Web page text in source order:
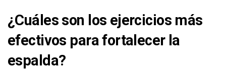
¿Cuáles son los ejercicios más
efectivos para fortalecer la
espalda?